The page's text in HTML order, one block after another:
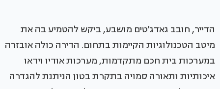
הדייר, חובב גאדג'טים מושבע, ביקש להטמיע בה את
מיטב הטכנולוגיות הקיימות בתחום. הדירה כולה אובזרה
במערכות בית חכם מתקדמות, מערכות אודיו וידאו
איכותיות ותאורה סמויה בתקרת בטון הניתנת להגדרה